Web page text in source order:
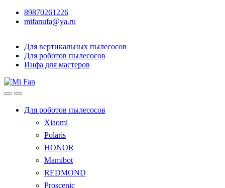
89870261226
mifanufa@ya.ru
Для вертикальных пылесосов
Для роботов пылесосов
Инфа для мастеров
Для роботов пылесосов
Xiaomi
Polaris
HONOR
Mamibot
REDMOND
Proscenic